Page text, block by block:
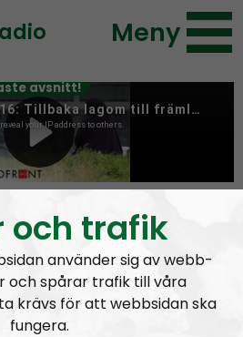
avsnitt!
Meny
och trafik
använder sig av webb-
och spårar trafik till våra
krävs för att webbsidan ska
fungera.